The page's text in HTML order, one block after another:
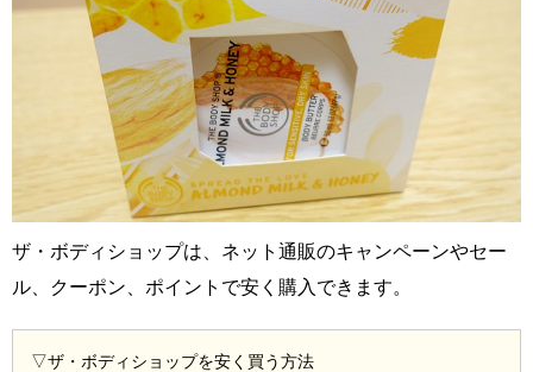
ザ・ボディショップは、ネット通販のキャンペーンやセー
ル、クーポン、ポイントで安く購入できます。
▽ザ・ボディショップを安く買う方法